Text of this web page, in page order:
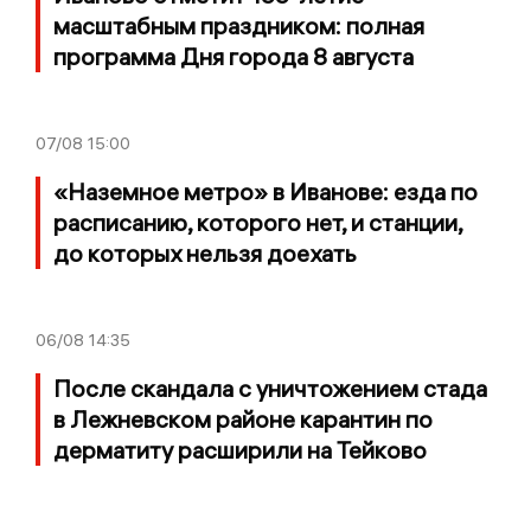
масштабным праздником: полная
программа Дня города 8 августа
07/08 15:00
«Наземное метро» в Иванове: езда по
расписанию, которого нет, и станции,
до которых нельзя доехать
06/08 14:35
После скандала с уничтожением стада
в Лежневском районе карантин по
дерматиту расширили на Тейково